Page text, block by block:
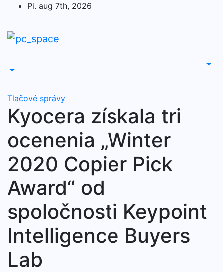
content
Pi. aug 7th, 2026
Tlačové správy
Kyocera získala tri
ocenenia „Winter
2020 Copier Pick
Award“ od
spoločnosti Keypoint
Intelligence Buyers
Lab